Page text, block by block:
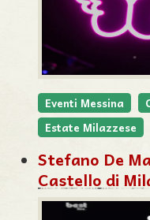
Eventi Messina
Estate Milazzese
Stefano De
Castello di